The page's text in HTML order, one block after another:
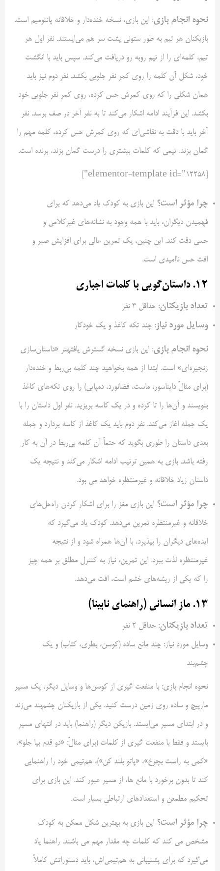
نحوه انجام بازی: این بازی، نسخه خنده‌دار و خلاقانه پانتومیم است.
بازیکنان هر تیم به طور ستونی پشت سر هم می‌ایستند. نفر اول هر
تیم، کلمه‌ای را از تیم روبه رو دریافت می‌کند. سپس باید با انگشت
خود، شکل آن کلمه را روی کمر نفر جلویی بکشد. نفر دوم نیز باید
همان شکلی را که روی کمرش حس کرده، روی کمر نفر جلویی خود
بکشد. این فرآیند ادامه اشکار می‌کند تا به نفر آخر در صف برسد. نفر
آخر باید با دقت به نقاشی‌ای که روی کمرش حس کرده، کلمه مهم را
گمان بزند. تیمی که کلمات بیشتری را درست گمان بزند، برنده است.
چرا مؤثر است؟ این بازی به کودک یاد می‌دهد که برای
فهمیدن دیگران، باید با همه وجود به نشانه‌های غیرکلامی و
حسی دقت کند. این چنین، یک تمرین عالی برای افزایش صبر و
افت حس ناامیدی است.
۱۲. داستان‌گویی با کلمات اجباری
تعداد بازیکنان: حداقل ۳ نفر
وسایل مورد نیاز : چند تکه کاغذ و یک خودکار
نحوه انجام بازی: این بازی نسخه گسترش یافتهتر «داستان‌سازی
زنجیره‌ای» است. ابتدا از همه بخواهید چند کلمه بی‌ربط و خنده‌دار
(برای مثالً دایناسور، ماست، فضانورد، دمپایی) را روی تکه‌های کاغذ
بنویسند و آن‌ها را تا کرده و در یک کاسه بریزید. نفر اول داستان را با
یک جمله اغاز می‌کند. نفر دوم باید یک کاغذ از کاسه بردارد و جمله
بعدی داستان را طوری بگوید که حتماً آن کلمه بی‌ربط در آن به کار
رفته باشد. بازی به همین ترتیب ادامه اشکار می‌کند و نتیجه یک
داستان زیاد خلاقانه و غیرمنتظره خواهد می بود.
چرا مؤثر است؟ این بازی مغز را برای اشکار کردن راه‌حل‌های
خلاقانه و غیرمنتظره تمرین می‌دهد. کودک یاد می‌گیرد که
ایده‌های دیگران را بپذیرد، با آن‌ها همراه شود و از نتیجه
غیرمنتظره لذت ببرد. این تمرین، نیاز به کنترل مطلق بر همه چیز
را که یکی از ریشه‌های خشم است، افت می‌دهد.
۱۳. ماز انسانی (راهنمای نابینا)
تعداد بازیکنان: حداقل ۲ نفر
وسایل مورد نیاز: چند مانع ساده (کوسن، بطری، کتاب) و یک
چشم‌بند
نحوه انجام بازی: با منفعت گیری از کوسن‌ها و وسایل دیگر، یک مسیر
مارپیچ و ساده روی زمین درست کنید. یکی از بازیکنان چشم‌بند می‌زند
و در ابتدای مسیر می‌ایستد. بازیکن دیگر (راهنما) باید در انتهای مسیر
بایستد و فقط با منفعت گیری از کلمات (برای مثالً: «دو قدم بیا جلو»،
«کمی به راست بچرخ»، «پاتو بلند کن»)، هم‌تیمی خود را راهنمایی
کند تا بدون برخورد با مانع ها، از مسیر عبور کند. این بازی برای
تحکیم مطمعن و استعداد‌های ارتباطی بسیار است.
چرا مؤثر است؟ این بازی به بهترین شکل ممکن به کودک
مشخص می کند که کلمات چه مقدار مهم می باشند. راهنما یاد
می‌گیرد که برای پشتیبانی به هم‌تیمی‌اش، باید دستوراتش کاملاً